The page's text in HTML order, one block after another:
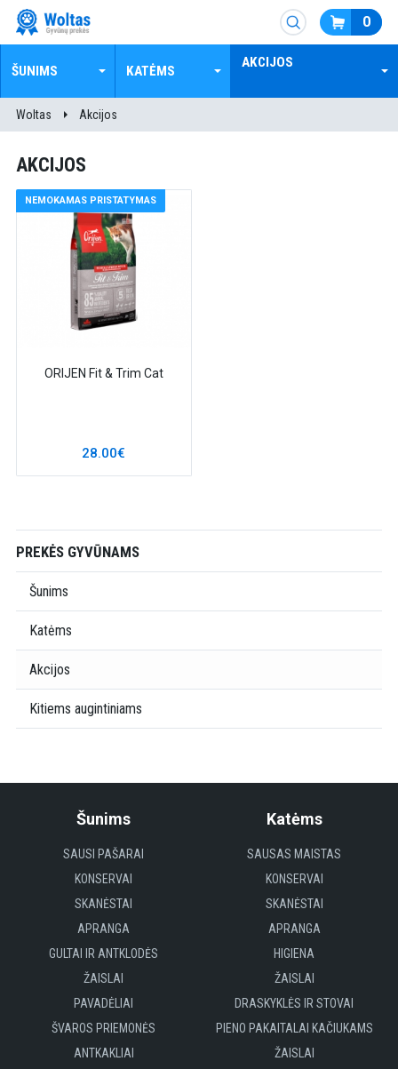
0
ŠUNIMS KATĖMS
AKCIJOS
Woltas Akcijos
AKCIJOS
NEMOKAMAS PRISTATYMAS
ORIJEN Fit & Trim Cat
28.00€
PREKĖS GYVŪNAMS
Šunims
Katėms
Akcijos
Kitiems augintiniams
Šunims
SAUSI PAŠARAI
KONSERVAI
SKANĖSTAI
APRANGA
GULTAI IR ANTKLODĖS
ŽAISLAI
PAVADĖLIAI
ŠVAROS PRIEMONĖS
ANTKAKLIAI
Katėms
SAUSAS MAISTAS
KONSERVAI
SKANĖSTAI
APRANGA
HIGIENA
ŽAISLAI
DRASKYKLĖS IR STOVAI
PIENO PAKAITALAI KAČIUKAMS
ŽAISLAI